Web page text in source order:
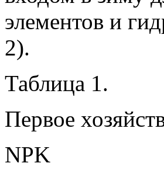
элементов и
2).
Таблица 1.
Первое
NPK